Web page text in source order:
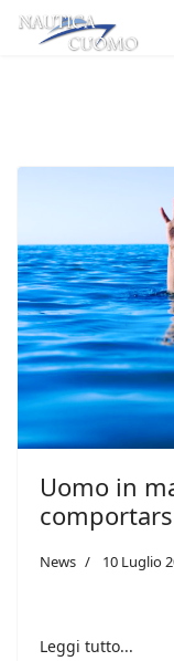
Uomo in
News 10 Luglio
Leggi tutto...